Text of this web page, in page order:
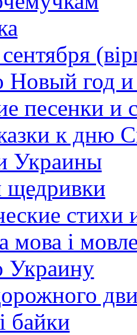
Новый год
песенки и
к дню
Украины
щедривки
стихи
мова і
Украину
байки